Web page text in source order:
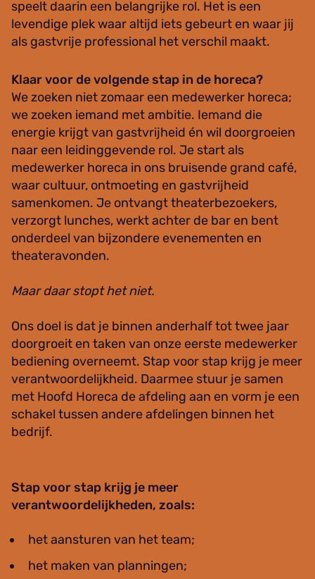
speelt daarin een belangrijke rol. Het is een
levendige plek waar altijd iets gebeurt en waar jij
als gastvrije professional het verschil maakt.
Klaar voor de volgende stap in de horeca?
We zoeken niet zomaar een medewerker horeca;
we zoeken iemand met ambitie. Iemand die
energie krijgt van gastvrijheid én wil doorgroeien
naar een leidinggevende rol. Je start als
medewerker horeca in ons bruisende grand café,
waar cultuur, ontmoeting en gastvrijheid
samenkomen. Je ontvangt theaterbezoekers,
verzorgt lunches, werkt achter de bar en bent
onderdeel van bijzondere evenementen en
theateravonden.
Maar daar stopt het niet.
Ons doel is dat je binnen anderhalf tot twee jaar
doorgroeit en taken van onze eerste medewerker
bediening overneemt. Stap voor stap krijg je meer
verantwoordelijkheid. Daarmee stuur je samen
met Hoofd Horeca de afdeling aan en vorm je een
schakel tussen andere afdelingen binnen het
bedrijf.
Stap voor stap krijg je meer
verantwoordelijkheden, zoals:
het aansturen van het team;
het maken van planningen;